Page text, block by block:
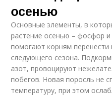
осенью
Основные элементы, в
растение осенью – фосфор
помогают корням
следующего сезона.
азот, провоцируют
побегов. Новая поросль не
температуру, при этом